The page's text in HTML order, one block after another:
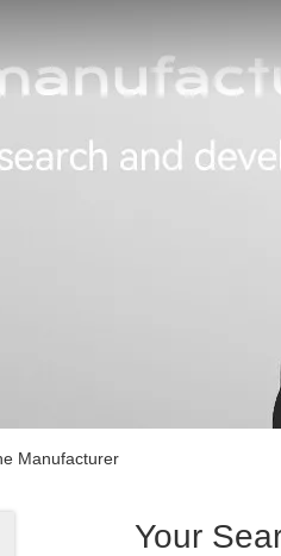
Manufacturer
Your